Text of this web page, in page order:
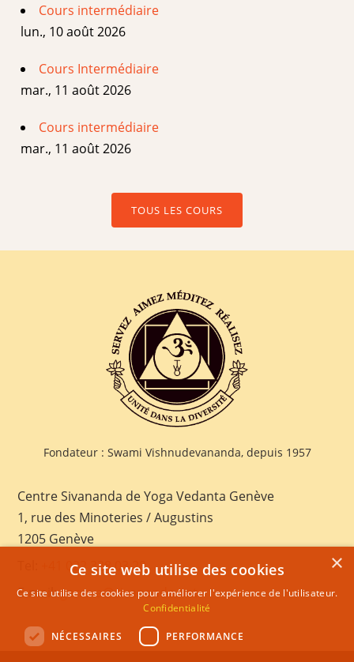
Cours intermédiaire
lun., 10 août 2026
Cours Intermédiaire
mar., 11 août 2026
Cours intermédiaire
mar., 11 août 2026
TOUS LES COURS
Fondateur : Swami Vishnudevananda, depuis 1957
Centre Sivananda de Yoga Vedanta Genève
1, rue des Minoteries / Augustins
1205 Genève
+41 022 328 03 28
E-mail:geneva@sivananda.net
×
Ce site web utilise des cookies
Ce site utilise des cookies pour améliorer l'expérience de l'utilisateur.
Confidentialité
NÉCESSAIRES PERFORMANCE